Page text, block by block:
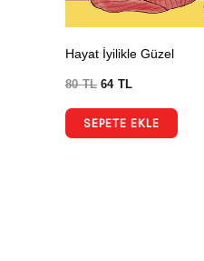
Hayat İyilikle Güzel
80TL 64 TL
SEPETE EKLE